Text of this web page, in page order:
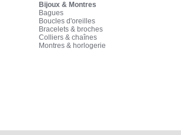
Bijoux & Montres
Bagues
Boucles d'oreilles
Bracelets & broches
Colliers & chaînes
Montres & horlogerie